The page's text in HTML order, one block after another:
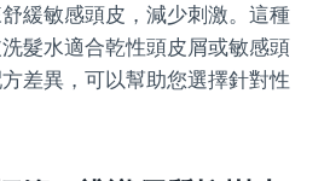
緩敏感頭皮，減少刺激。這種
髮水適合乾性頭皮屑或敏感頭
差異，可以幫助您選擇針對性